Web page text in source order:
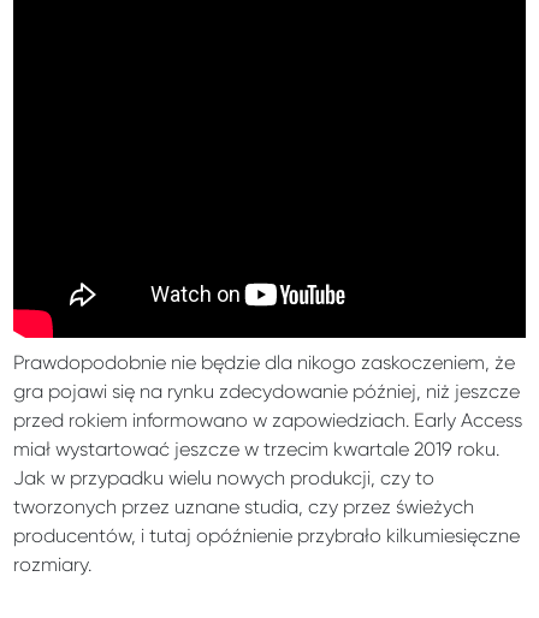
Prawdopodobnie nie będzie dla nikogo zaskoczeniem, że
gra pojawi się na rynku zdecydowanie później, niż jeszcze
przed rokiem informowano w zapowiedziach. Early Access
miał wystartować jeszcze w trzecim kwartale 2019 roku.
Jak w przypadku wielu nowych produkcji, czy to
tworzonych przez uznane studia, czy przez świeżych
producentów, i tutaj opóźnienie przybrało kilkumiesięczne
rozmiary.